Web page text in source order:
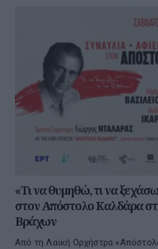
«Τι να θυμηθώ, τι να
στον Απόστολο Καλδάρα
Βράχων
Από τη Λαϊκή Ορχήστρα